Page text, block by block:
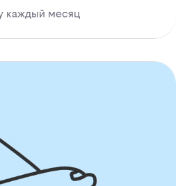
каждый месяц